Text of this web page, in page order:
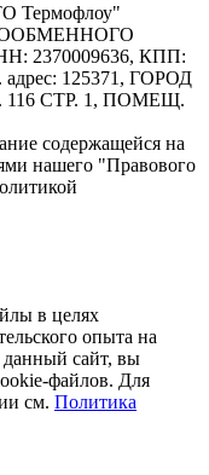
Термофлоу"
2370009636, КПП:
125371, ГОРОД
СТР. 1, ПОМЕЩ.
содержащейся на
нашего "Правового
в целях
опыта на
данный сайт, вы
файлов. Для
см. Политика